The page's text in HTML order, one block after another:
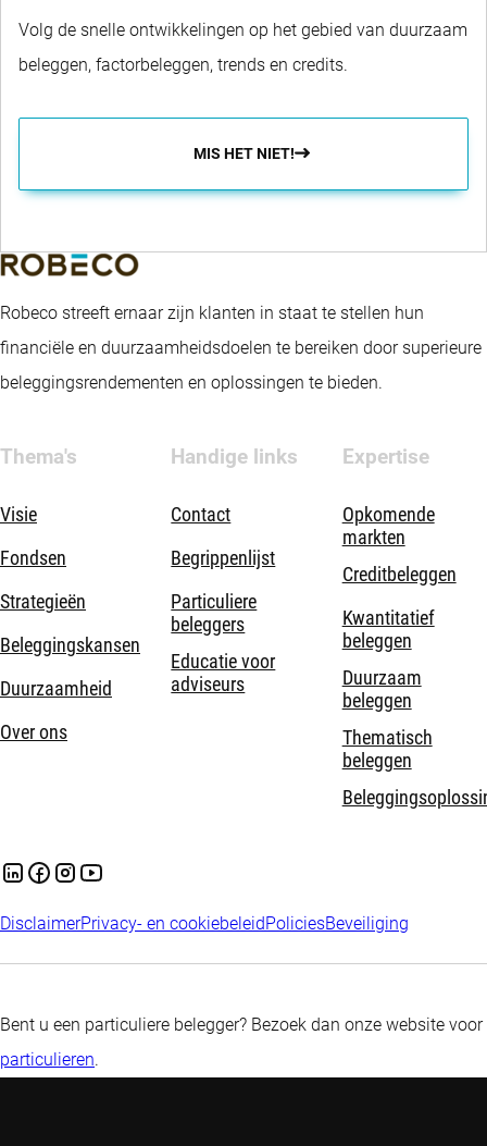
Volg de snelle ontwikkelingen op het gebied van duurzaam
beleggen, factorbeleggen, trends en credits.
MIS HET NIET!
Robeco streeft ernaar zijn klanten in staat te stellen hun
financiële en duurzaamheidsdoelen te bereiken door superieure
beleggingsrendementen en oplossingen te bieden.
Thema's
Visie
Fondsen
Strategieën
Beleggingskansen
Duurzaamheid
Over ons
Handige links
Contact
Begrippenlijst
Particuliere
beleggers
Educatie voor
adviseurs
Expertise
Opkomende
markten
Creditbeleggen
Kwantitatief
beleggen
Duurzaam
beleggen
Thematisch
beleggen
DisclaimerPrivacy- en cookiebeleidPoliciesBeveiliging
Bent u een particuliere belegger? Bezoek dan onze website voor
particulieren.